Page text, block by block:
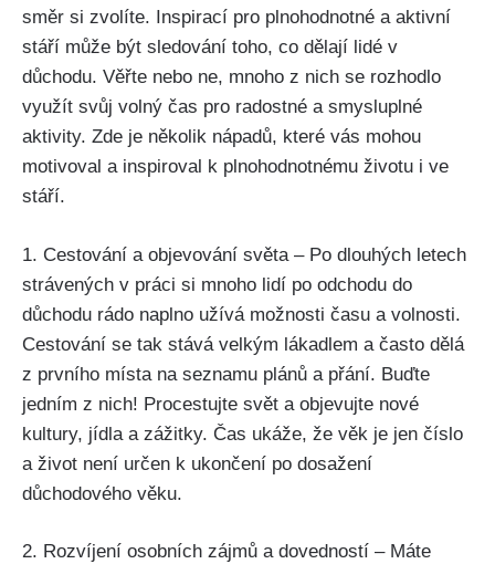
směr si zvolíte. Inspirací pro plnohodnotné a aktivní
stáří může být sledování toho, co dělají lidé v
důchodu. Věřte nebo ne, mnoho z nich se rozhodlo
využít svůj volný čas pro radostné a smysluplné
aktivity. Zde je několik nápadů, které vás mohou
motivoval a inspiroval k plnohodnotnému životu i ve
stáří.
1. Cestování a objevování světa – Po dlouhých letech
strávených v práci si mnoho lidí po odchodu do
důchodu rádo naplno užívá možnosti času a volnosti.
Cestování se tak stává velkým lákadlem a často dělá
z prvního místa na seznamu plánů a přání. Buďte
jedním z nich! Procestujte svět a objevujte nové
kultury, jídla a zážitky. Čas ukáže, že věk je jen číslo
a život není určen k ukončení po dosažení
důchodového věku.
2. Rozvíjení osobních zájmů a dovedností – Máte